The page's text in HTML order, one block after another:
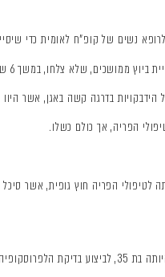
ממושכים, שלא צלחו, במשך 6 שנים.
הפריה חוץ גופית, אשר סיכל
המומחה הרפואי מטעם התובעת טען שהרופא היה צריך לשלוח את